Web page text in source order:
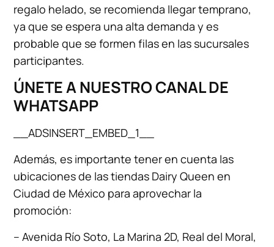
regalo helado, se recomienda llegar temprano,
ya que se espera una alta demanda y es
probable que se formen filas en las sucursales
participantes.
ÚNETE A NUESTRO CANAL DE
WHATSAPP
__ADSINSERT_EMBED_1__
Además, es importante tener en cuenta las
ubicaciones de las tiendas Dairy Queen en
Ciudad de México para aprovechar la
promoción:
– Avenida Río Soto, La Marina 2D, Real del Moral,